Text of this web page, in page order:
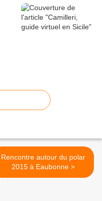
Rencontre autour du polar
2015 à Eaubonne >